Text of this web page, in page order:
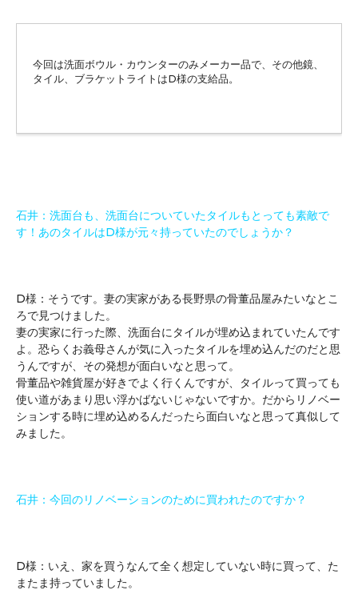
今回は洗面ボウル・カウンターのみメーカー品で、その他鏡、
タイル、ブラケットライトはD様の支給品。
石井：洗面台も、洗面台についていたタイルもとっても素敵で
す！あのタイルはD様が元々持っていたのでしょうか？
D様：そうです。妻の実家がある長野県の骨董品屋みたいなとこ
ろで見つけました。
妻の実家に行った際、洗面台にタイルが埋め込まれていたんです
よ。恐らくお義母さんが気に入ったタイルを埋め込んだのだと思
うんですが、その発想が面白いなと思って。
骨董品や雑貨屋が好きでよく行くんですが、タイルって買っても
使い道があまり思い浮かばないじゃないですか。だからリノベー
ションする時に埋め込めるんだったら面白いなと思って真似して
みました。
石井：今回のリノベーションのために買われたのですか？
D様：いえ、家を買うなんて全く想定していない時に買って、た
またま持っていました。